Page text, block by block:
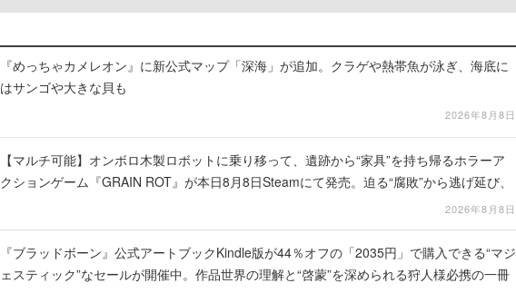
『めっちゃカメレオン』に新公式マップ「深海」が追加。クラゲや熱帯魚が泳ぎ、海底に
はサンゴや大きな貝も
2026年8月8日
【マルチ可能】オンボロ木製ロボットに乗り移って、遺跡から“家具”を持ち帰るホラーア
クションゲーム『GRAIN ROT』が本日8月8日Steamにて発売。迫る“腐敗”から逃げ延び、
2026年8月8日
『ブラッドボーン』公式アートブックKindle版が44％オフの「2035円」で購入できる“マジ
ェスティック”なセールが開催中。作品世界の理解と“啓蒙”を深められる狩人様必携の一冊